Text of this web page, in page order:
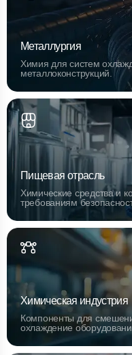
Металлургия
Химия для систем
металлоконструкций.
Пищевая отрасль
Химические средства и
требованиям
Химическая индустрия
Компоненты для
охлаждение